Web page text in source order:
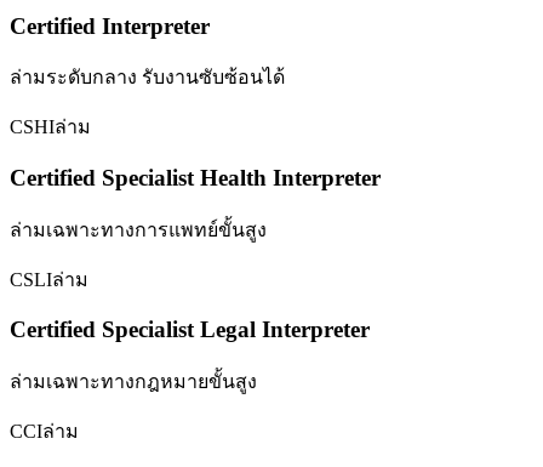
Certified Interpreter
ล่ามระดับกลาง รับงานซับซ้อนได้
CSHIล่าม
Certified Specialist Health Interpreter
ล่ามเฉพาะทางการแพทย์ขั้นสูง
CSLIล่าม
Certified Specialist Legal Interpreter
ล่ามเฉพาะทางกฎหมายขั้นสูง
CCIล่าม